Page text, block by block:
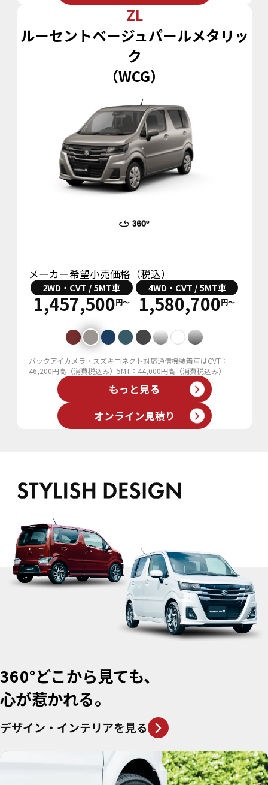
ZL
ルーセントベージュパールメタリッ
ク
（WCG）
メーカー希望小売価格（税込）
2WD・CVT / 5MT車
1,457,500円〜
4WD・CVT / 5MT車
1,580,700円〜
バックアイカメラ・スズキコネクト対応通信機装着車はCVT：
46,200円高（消費税込み）5MT：44,000円高（消費税込み）
もっと見る
オンライン見積り
360°どこから見ても、
心が惹かれる。
デザイン・インテリアを見る